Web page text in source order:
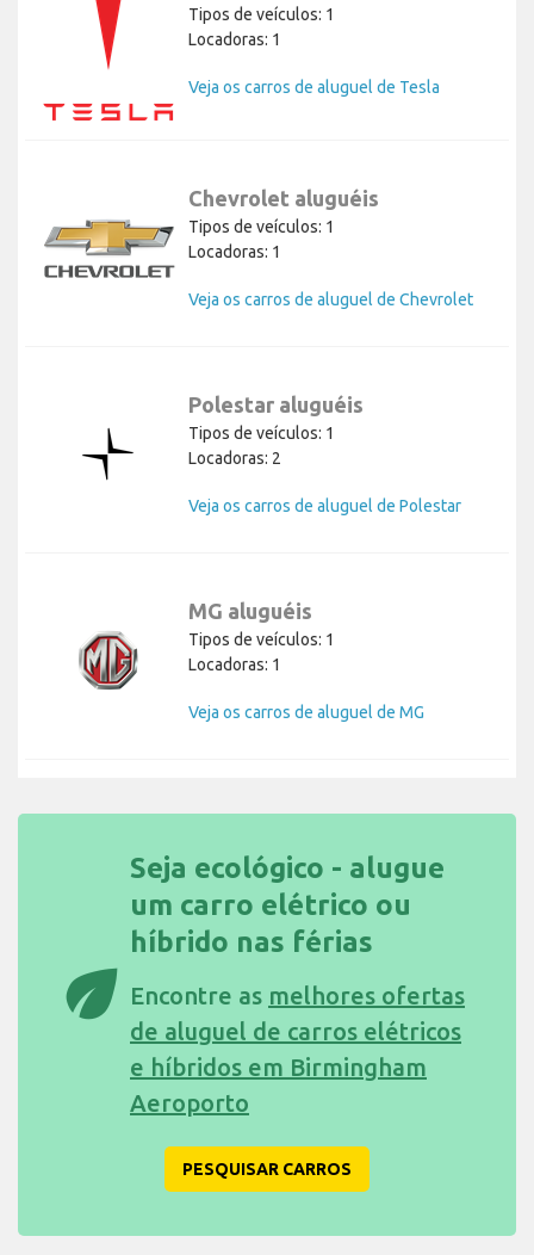
Tipos de veículos: 1
Locadoras: 1
Veja os carros de aluguel de Tesla
Chevrolet aluguéis
Tipos de veículos: 1
Locadoras: 1
Veja os carros de aluguel de Chevrolet
Polestar aluguéis
Tipos de veículos: 1
Locadoras: 2
Veja os carros de aluguel de Polestar
MG aluguéis
Tipos de veículos: 1
Locadoras: 1
Veja os carros de aluguel de MG
eco
Seja ecológico - alugue
um carro elétrico ou
híbrido nas férias
Encontre as melhores ofertas
de aluguel de carros elétricos
e híbridos em Birmingham
Aeroporto
PESQUISAR CARROS